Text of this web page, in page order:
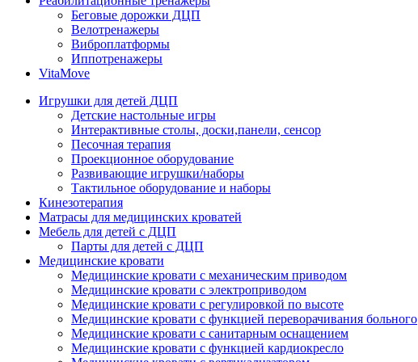
Беговые дорожки ДЦП
Велотренажеры
Виброплатформы
Иппотренажеры
VitaMove
Игрушки для детей ДЦП
Детские настольные игры
Интерактивные столы, доски,панели, сенсор
Песочная терапия
Проекционное оборудование
Развивающие игрушки/наборы
Тактильное оборудование и наборы
Кинезотерапия
Матрасы для медицинских кроватей
Мебель для детей с ДЦП
Парты для детей с ДЦП
Медицинские кровати
Медицинские кровати с механическим приводом
Медицинские кровати с электроприводом
Медицинские кровати с регулировкой по высоте
Медицинские кровати с функцией переворачивания больного
Медицинские кровати с санитарным оснащением
Медицинские кровати с функцией кардиокресло